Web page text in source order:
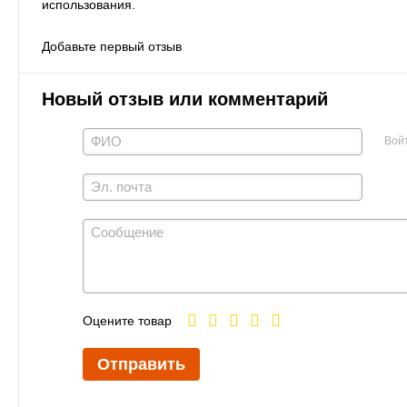
использования.
Добавьте первый отзыв
Новый отзыв или комментарий
Оцените товар
Отправить